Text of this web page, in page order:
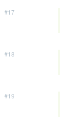
#17
#18
#19